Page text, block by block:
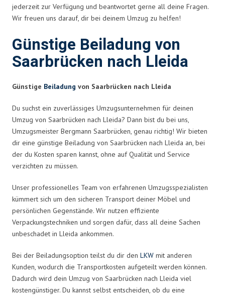
jederzeit zur Verfügung und beantwortet gerne all deine Fragen.
Wir freuen uns darauf, dir bei deinem Umzug zu helfen!
Günstige Beiladung von
Saarbrücken nach Lleida
Günstige Beiladung von Saarbrücken nach Lleida
Du suchst ein zuverlässiges Umzugsunternehmen für deinen
Umzug von Saarbrücken nach Lleida? Dann bist du bei uns,
Umzugsmeister Bergmann Saarbrücken, genau richtig! Wir bieten
dir eine günstige Beiladung von Saarbrücken nach Lleida an, bei
der du Kosten sparen kannst, ohne auf Qualität und Service
verzichten zu müssen.
Unser professionelles Team von erfahrenen Umzugsspezialisten
kümmert sich um den sicheren Transport deiner Möbel und
persönlichen Gegenstände. Wir nutzen effiziente
Verpackungstechniken und sorgen dafür, dass all deine Sachen
unbeschadet in Lleida ankommen.
Bei der Beiladungsoption teilst du dir den LKW mit anderen
Kunden, wodurch die Transportkosten aufgeteilt werden können.
Dadurch wird dein Umzug von Saarbrücken nach Lleida viel
kostengünstiger. Du kannst selbst entscheiden, ob du eine